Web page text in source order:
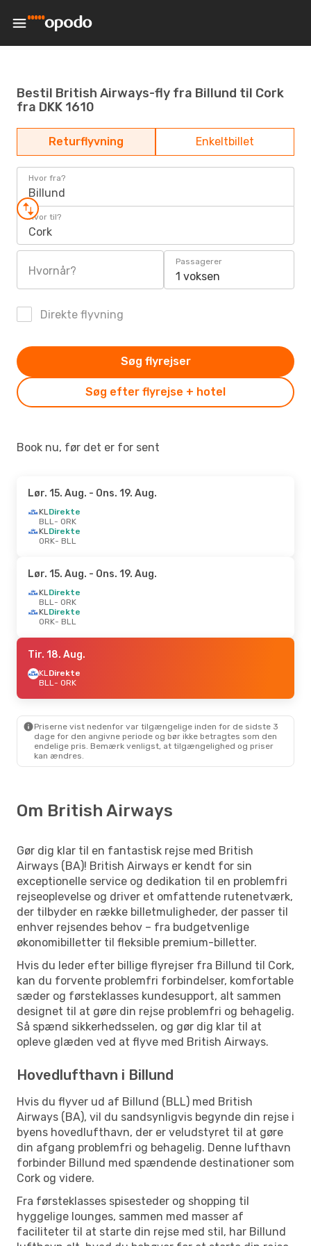
Bestil British Airways-fly fra Billund til Cork
fra DKK 1610
Returflyvning Enkeltbillet
Hvor fra?
Billund
Hvor til?
Cork
Hvornår?
Passagerer
1 voksen
Direkte flyvning
Søg efter flyrejse + hotel
Søg flyrejser
Book nu, før det er for sent
Lør. 15. Aug. - Ons. 19. Aug.
KLDirekte
BLL- ORK
KLDirekte
ORK- BLL
Lør. 15. Aug. - Ons. 19. Aug.
KLDirekte
BLL- ORK
KLDirekte
ORK- BLL
Tir. 18. Aug.
KLDirekte
BLL- ORK
Priserne vist nedenfor var tilgængelige inden for de sidste 3
dage for den angivne periode og bør ikke betragtes som den
endelige pris. Bemærk venligst, at tilgængelighed og priser
kan ændres.
Om British Airways
Gør dig klar til en fantastisk rejse med British
Airways (BA)! British Airways er kendt for sin
exceptionelle service og dedikation til en problemfri
rejseoplevelse og driver et omfattende rutenetværk,
der tilbyder en række billetmuligheder, der passer til
enhver rejsendes behov – fra budgetvenlige
økonomibilletter til fleksible premium-billetter.
Hvis du leder efter billige flyrejser fra Billund til Cork,
kan du forvente problemfri forbindelser, komfortable
sæder og førsteklasses kundesupport, alt sammen
designet til at gøre din rejse problemfri og behagelig.
Så spænd sikkerhedsselen, og gør dig klar til at
opleve glæden ved at flyve med British Airways.
Hovedlufthavn i Billund
Hvis du flyver ud af Billund (BLL) med British
Airways (BA), vil du sandsynligvis begynde din rejse i
byens hovedlufthavn, der er veludstyret til at gøre
din afgang problemfri og behagelig. Denne lufthavn
forbinder Billund med spændende destinationer som
Cork og videre.
Fra førsteklasses spisesteder og shopping til
hyggelige lounges, sammen med masser af
faciliteter til at starte din rejse med stil, har Billund